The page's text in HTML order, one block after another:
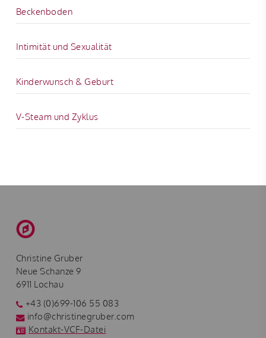
Beckenboden
Intimität und Sexualität
Kinderwunsch & Geburt
V-Steam und Zyklus
Christine Gruber
Neue Schanze 9
6911 Lochau
+43 (0)699-106 55 083
info@christinegruber.com
Kontakt-VCF-Datei